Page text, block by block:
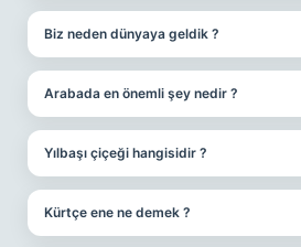
Biz neden dünyaya geldik ?
Arabada en önemli şey nedir ?
Yılbaşı çiçeği hangisidir ?
Kürtçe ene ne demek ?